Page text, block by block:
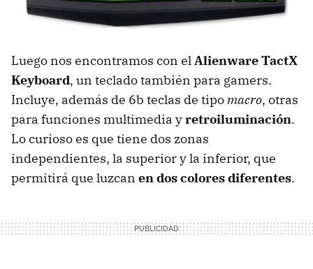
Luego nos encontramos con elAlienware TactX
Keyboard, un teclado también para gamers.
Incluye, además de 6b teclas de tipomacro, otras
para funciones multimedia yretroiluminación.
Lo curioso es que tiene dos zonas
independientes, la superior y la inferior, que
permitirá que luzcan en dos colores diferentes.